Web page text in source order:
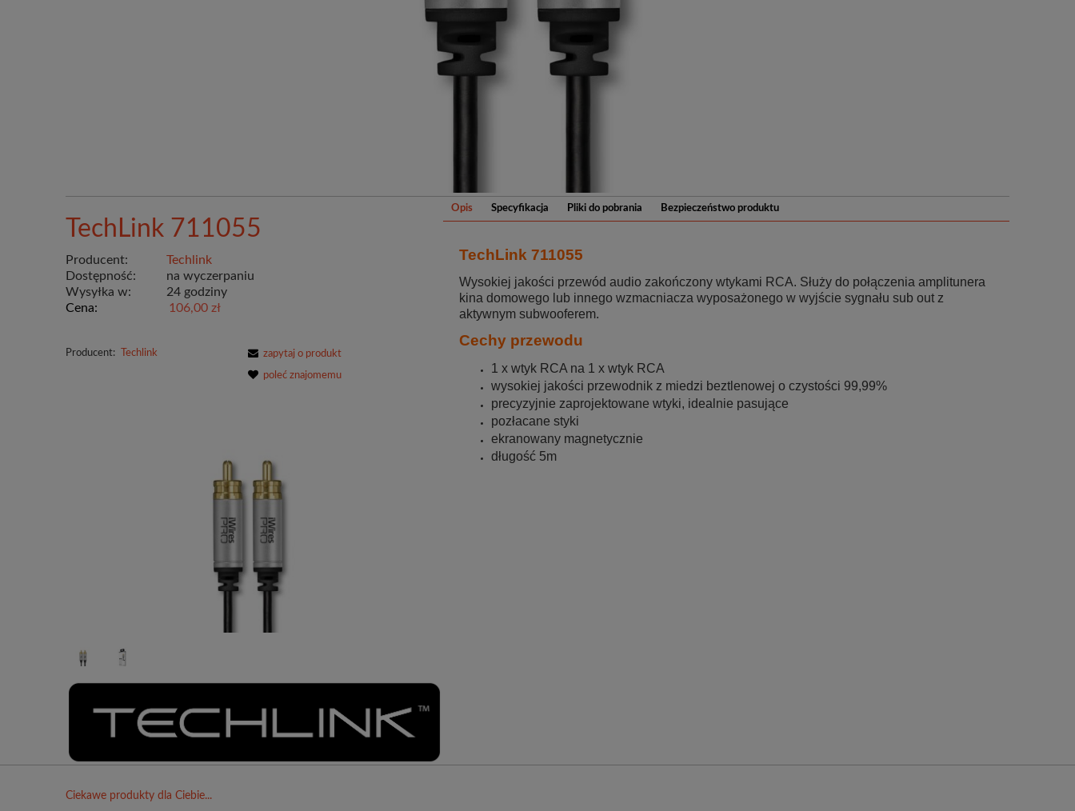
Opis Specyfikacja Pliki do pobrania Bezpieczeństwo produktu
TechLink 711055
Wysokiej jakości przewód audio zakończony wtykami RCA. Służy do połączenia amplitunera
kina domowego lub innego wzmacniacza wyposażonego w wyjście sygnału sub out z
aktywnym subwooferem.
Cechy przewodu
1 x wtyk RCA na 1 x wtyk RCA
wysokiej jakości przewodnik z miedzi beztlenowej o czystości 99,99%
precyzyjnie zaprojektowane wtyki, idealnie pasujące
pozłacane styki
ekranowany magnetycznie
długość 5m
TechLink 711055
Producent:
Techlink
Dostępność:
na wyczerpaniu
Wysyłka w:
24 godziny
Cena:
106,00 zł
Producent: Techlink zapytaj o produkt
poleć znajomemu
Ciekawe produkty dla Ciebie...